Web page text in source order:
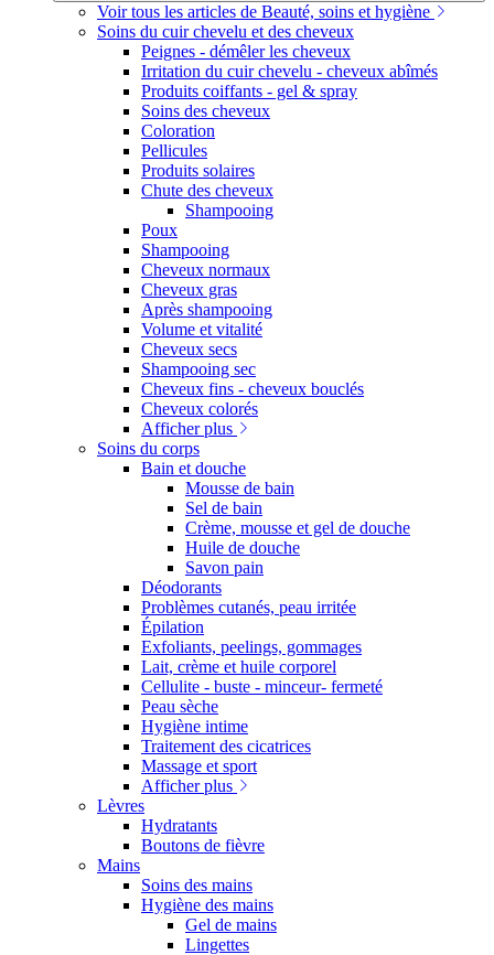
Voir tous les articles de Beauté, soins et hygiène
Soins du cuir chevelu et des cheveux
Peignes - démêler les cheveux
Irritation du cuir chevelu - cheveux abîmés
Produits coiffants - gel & spray
Soins des cheveux
Coloration
Pellicules
Produits solaires
Chute des cheveux
Shampooing
Poux
Shampooing
Cheveux normaux
Cheveux gras
Après shampooing
Volume et vitalité
Cheveux secs
Shampooing sec
Cheveux fins - cheveux bouclés
Cheveux colorés
Afficher plus
Soins du corps
Bain et douche
Mousse de bain
Sel de bain
Crème, mousse et gel de douche
Huile de douche
Savon pain
Déodorants
Problèmes cutanés, peau irritée
Épilation
Exfoliants, peelings, gommages
Lait, crème et huile corporel
Cellulite - buste - minceur- fermeté
Peau sèche
Hygiène intime
Traitement des cicatrices
Massage et sport
Afficher plus
Lèvres
Hydratants
Boutons de fièvre
Mains
Soins des mains
Hygiène des mains
Gel de mains
Lingettes